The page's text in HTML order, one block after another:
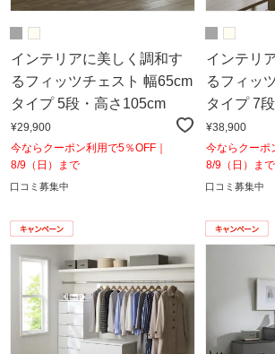
インテリアに美しく調和す
るフィッツチェスト 幅65cm
タイプ 5段・高さ105cm
¥29,900
今ならクーポン利用で5％OFF｜
8/9（日）まで
口コミ募集中
インテリ
るフィッ
タイプ 7
¥38,900
今ならクーポ
8/9（日）まで
口コミ募集中